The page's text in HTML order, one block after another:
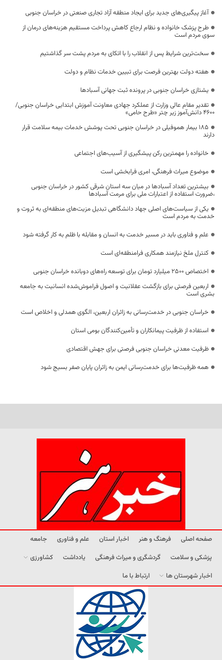
آغاز پیگیری‌های جدید برای ایجاد منطقه آزاد تجاری صنعتی در خراسان جنوبی
طرح پزشک خانواده و نظام ارجاع کاهش پرداخت مستقیم هزینه‌های درمان از
سوی مردم است
سخت‌ترین شرایط پس از انقلاب را با اتکای به مردم پشت سر گذاشتیم
هفته دولت بهترین فرصت برای تبیین خدمات نظام و دولت
یشتازی خراسان جنوبی در پرونده ثبت جهانی آسبادها
تقدیر مقام عالی وزارت از عملکرد جهادی معاونت آموزش ابتدایی خراسان جنوبی/
۴۶۰۰ دانش‌آموز زیر چتر «طرح حامی»
۱۸۵ بیمار هموفیلی در خراسان جنوبی تحت پوشش خدمات بیمه سلامت قرار
دارند
خانواده را مهمترین رکن پیشگیری از آسیب‌های اجتماعی
موضوع میراث فرهنگی، امری فرابخشی است
بیشترین تعداد آسبادها در میان سه استان شرقی کشور در خراسان جنوبی
،ضرورت استفاده از اعتبارات ملی برای مرمت آسبادها
یکی از سیاست‌های اصلی جهاد دانشگاهی تبدیل مزیت‌های منطقه‌ای به ثروت و
خدمت به مردم است
علم و فناوری باید در مسیر خدمت به انسان و مقابله با ظلم به کار گرفته شود
کنترل ملخ نیازمند همکاری فرامنطقه‌ای است
اختصاص 2500 میلیارد تومان برای توسعه راه‌های دوبانده خراسان جنوبی
اربعین فرصتی برای بازگشت عقلانیت و اصول فراموش‌شده انسانیت به جامعه
بشری است
خراسان جنوبی در خدمت‌رسانی به زائران اربعین، الگوی همدلی و اخلاص است
استفاده از ظرفیت پیمانکاران و تأمین‌کنندگان بومی استان
ظرفیت معدنی خراسان جنوبی فرصتی برای جهش اقتصادی
همه ظرفیت‌ها برای خدمت‌رسانی ایمن به زائران پایان صفر بسیج شود
صفحه اصلی فرهنگ و هنر اخبار استان علم و فناوری
جامعه
پزشکی و سلامت
گردشگری و میراث فرهنگی یادداشت
کشاورزی
اخبار شهرستان ها
ارتباط با ما